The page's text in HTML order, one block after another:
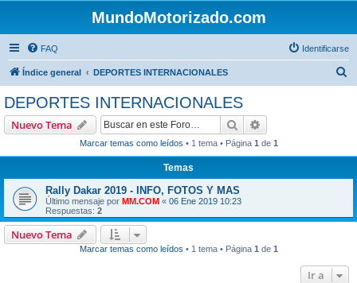
MundoMotorizado.com
FAQ Identificarse
Índice general DEPORTES INTERNACIONALES
DEPORTES INTERNACIONALES
Nuevo Tema Buscar
Marcar temas como leídos • 1 tema • Página 1 de 1
Temas
Rally Dakar 2019 - INFO, FOTOS Y MAS
Último mensaje por MM.COM « 06 Ene 2019 10:23
Respuestas: 2
Nuevo Tema
Marcar temas como leídos • 1 tema • Página 1 de 1
Ir a